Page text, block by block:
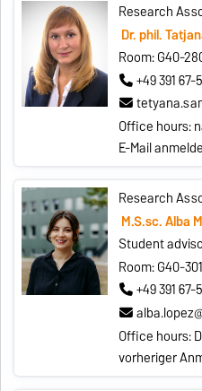
Research
Dr. phil.
Room: G40-
+49 391
Office hours:
E-Mail
Research
M.S.sc. Alba
Student
Room: G40-301
+49 391
Office hours:
vorheriger